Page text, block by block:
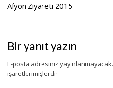
https://www.instagram.com
https://www.instagram.com
/p/BKoL7VTBv3a/
https://www.instagram.com
/p/BKod_gnBLmv/
Afyon Ziyareti 2015
Bir yanıt yazın
E-posta adresiniz yayınlanmayacak.
işaretlenmişlerdir